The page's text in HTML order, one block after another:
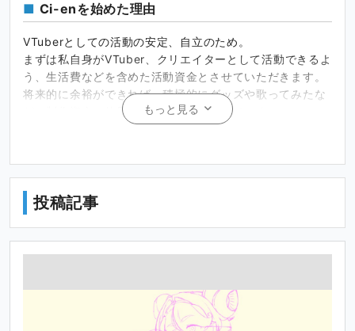
Ci-enを始めた理由
VTuberとしての活動の安定、自立のため。
まずは私自身がVTuber、クリエイターとして活動できるよ
う、生活費などを含めた活動資金とさせていただきます。
将来的に余裕ができれば、積極的にグッズや歌ってみたな
どの制作資金に使用していきたいと思ってます。
可能な限り週に1回以上、私の現状やその後の活動予定など
をお知らせします。
また、支援プランとして
ン
もっと見る
投稿記事